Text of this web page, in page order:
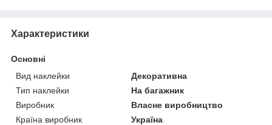
Характеристики
Основні
Вид наклейки
Декоративна
Тип наклейки
На багажник
Виробник
Власне виробництво
Країна виробник
Україна